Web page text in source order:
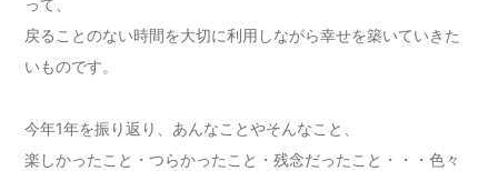
って、
戻ることのない時間を大切に利用しながら幸せを築いていきた
いものです。
今年1年を振り返り、あんなことやそんなこと、
楽しかったこと・つらかったこと・残念だったこと・・・色々